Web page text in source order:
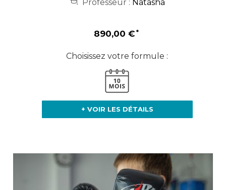
Professeur : Natasha
890,00 €
Choisissez votre formule :
+ VOIR LES DÉTAILS